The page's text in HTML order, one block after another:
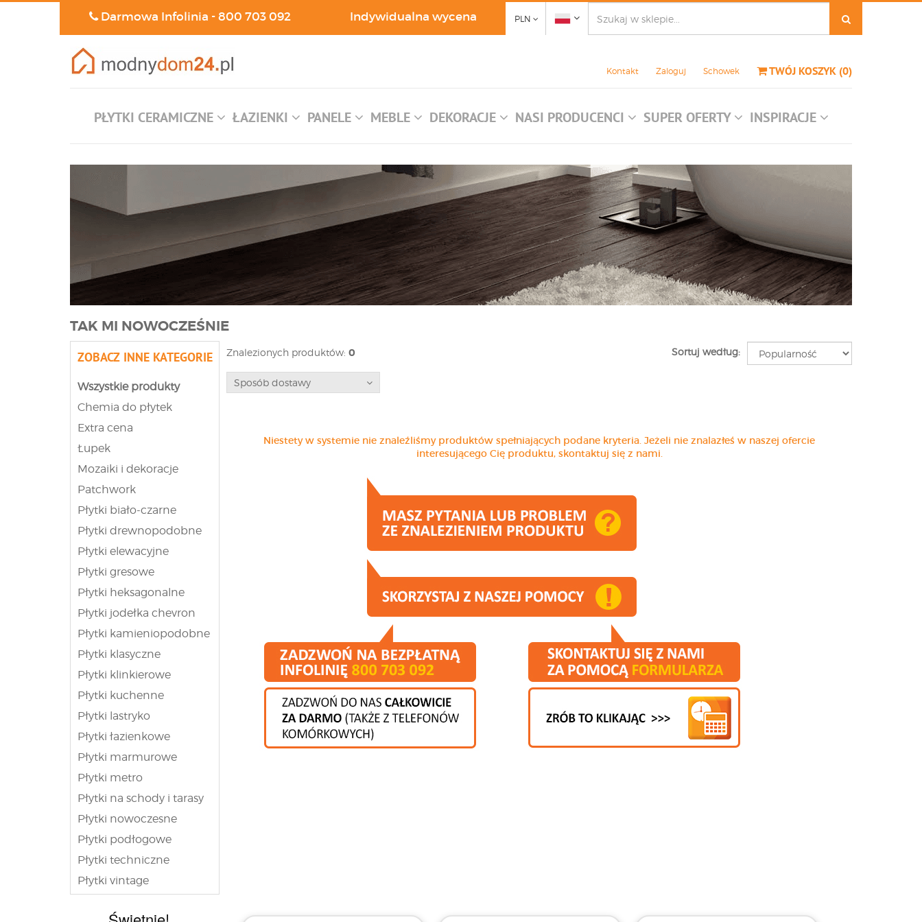
Darmowa Infolinia -800 703 092 Indywidualna wycena PLN
Kontakt Zaloguj Schowek TWÓJ KOSZYK (0)
PŁYTKI CERAMICZNE ŁAZIENKI PANELE MEBLE DEKORACJE NASI PRODUCENCI SUPER OFERTY INSPIRACJE
TAK MI NOWOCZEŚNIE
ZOBACZ INNE KATEGORIE
Wszystkie produkty
Chemia do płytek
Extra cena
Łupek
Mozaiki i dekoracje
Patchwork
Płytki biało-czarne
Płytki drewnopodobne
Płytki elewacyjne
Płytki gresowe
Płytki heksagonalne
Płytki jodełka chevron
Płytki kamieniopodobne
Płytki klasyczne
Płytki klinkierowe
Płytki kuchenne
Płytki lastryko
Płytki łazienkowe
Płytki marmurowe
Płytki metro
Płytki na schody i tarasy
Płytki nowoczesne
Płytki podłogowe
Płytki techniczne
Płytki vintage
Znalezionych produktów: 0 Sortuj według:
Sposób dostawy
Niestety w systemie nie znaleźliśmy produktów spełniających podane kryteria. Jeżeli nie znalazłeś w naszej ofercie
interesującego Cię produktu, skontaktuj się z nami.